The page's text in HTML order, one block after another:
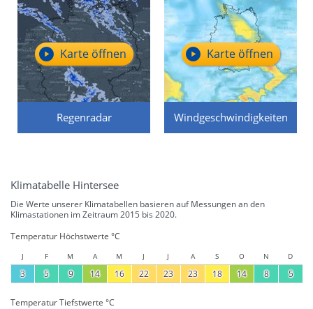
Regenradar
Karte öffnen
Windgeschwindigkeiten
Karte öffnen
Klimatabelle Hintersee
Die Werte unserer Klimatabellen basieren auf Messungen an den
Klimastationen im Zeitraum 2015 bis 2020.
Temperatur Höchstwerte °C
J F M A M J J A S O N D
3 5 9 14 16 22 23 23 18 14 8 5
Temperatur Tiefstwerte °C